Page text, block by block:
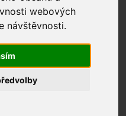
webových
návštěvnosti.